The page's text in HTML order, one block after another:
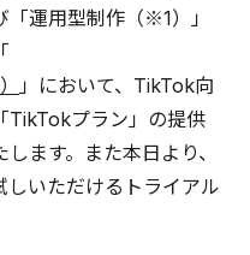
「運用型制作（※1）」
」において、TikTok向
TikTokプラン」の提供
ます。また本日より、
いただけるトライアル